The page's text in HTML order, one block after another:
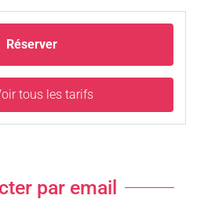
Réserver
tous les tarifs
par email